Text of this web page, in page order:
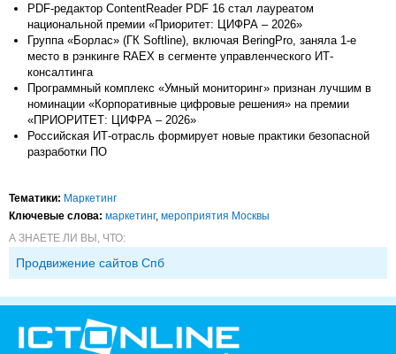
PDF-редактор ContentReader PDF 16 стал лауреатом
национальной премии «Приоритет: ЦИФРА – 2026»
Группа «Борлас» (ГК Softline), включая BeringPro, заняла 1-е
место в рэнкинге RAEX в сегменте управленческого ИТ-
консалтинга
Программный комплекс «Умный мониторинг» признан лучшим в
номинации «Корпоративные цифровые решения» на премии
«ПРИОРИТЕТ: ЦИФРА – 2026»
Российская ИТ-отрасль формирует новые практики безопасной
разработки ПО
Тематики: Маркетинг
Ключевые слова: маркетинг, мероприятия Москвы
А ЗНАЕТЕ ЛИ ВЫ, ЧТО:
Продвижение сайтов Спб